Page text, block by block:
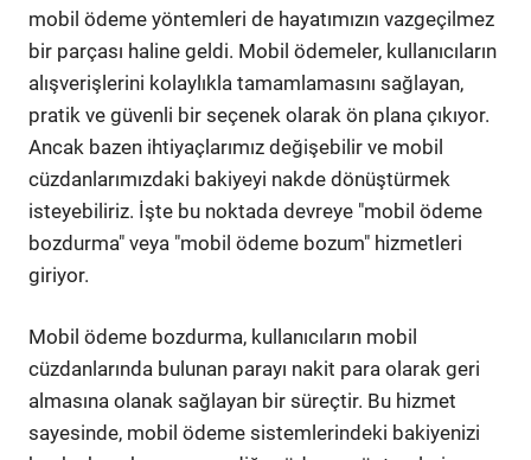
mobil ödeme yöntemleri de hayatımızın vazgeçilmez
bir parçası haline geldi. Mobil ödemeler, kullanıcıların
alışverişlerini kolaylıkla tamamlamasını sağlayan,
pratik ve güvenli bir seçenek olarak ön plana çıkıyor.
Ancak bazen ihtiyaçlarımız değişebilir ve mobil
cüzdanlarımızdaki bakiyeyi nakde dönüştürmek
isteyebiliriz. İşte bu noktada devreye "mobil ödeme
bozdurma" veya "mobil ödeme bozum" hizmetleri
giriyor.
Mobil ödeme bozdurma, kullanıcıların mobil
cüzdanlarında bulunan parayı nakit para olarak geri
almasına olanak sağlayan bir süreçtir. Bu hizmet
sayesinde, mobil ödeme sistemlerindeki bakiyenizi